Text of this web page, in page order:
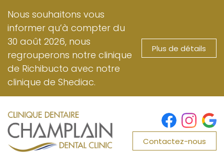
au
contenu
principal
Nous souhaitons vous
informer qu’à compter du
30 août 2026, nous
regrouperons notre clinique
de Richibucto avec notre
clinique de Shediac.
Plus de détails
Contactez-nous